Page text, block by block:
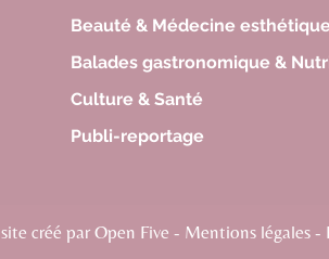
Beauté & Médecine esthétique
Balades gastronomique &
Culture & Santé
Publi-reportage
créé par Open Five - Mentions légales